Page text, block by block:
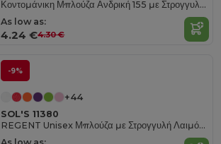
Κοντομάνικη Μπλούζα Ανδρική 155 με Στρογγυλή Λαιμόκοψη
As low as:
4.24 €4.30 €
-9%
+44
SOL'S 11380
REGENT Unisex Μπλούζα με Στρογγυλή Λαιμόκοψη